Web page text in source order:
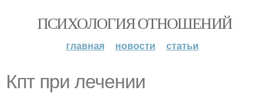
ПСИХОЛОГИЯ ОТНОШЕНИЙ
главная новости статьи
Кпт при лечении